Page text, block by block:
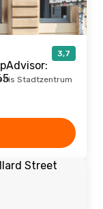
3,7
bis Stadtzentrum